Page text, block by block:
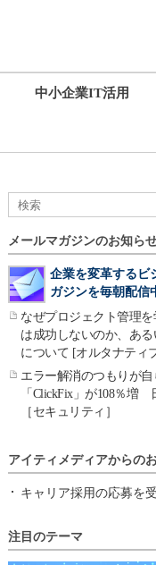
中小企業IT活用
メールマガジンのお知ら
企業を変革するビ
ガジンを毎朝配信
なぜプロジェクト管理
は成功しないのか、あ
について [オルタナティ
エラー解消のつもりが
「ClickFix」が108％増
［セキュリティ］
アイティメディアからの
キャリア採用の応募を
注目のテーマ